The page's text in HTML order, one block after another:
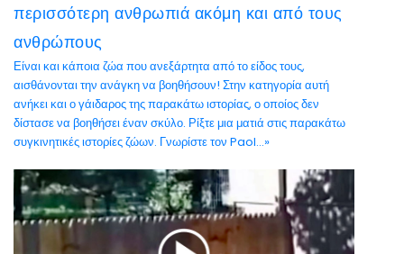
περισσότερη ανθρωπιά ακόμη και από τους
ανθρώπους
Είναι και κάποια ζώα που ανεξάρτητα από το είδος τους,
αισθάνονται την ανάγκη να βοηθήσουν! Στην κατηγορία αυτή
ανήκει και ο γάιδαρος της παρακάτω ιστορίας, ο οποίος δεν
δίστασε να βοηθήσει έναν σκύλο. Ρίξτε μια ματιά στις παρακάτω
συγκινητικές ιστορίες ζώων. Γνωρίστε τον Paol...»